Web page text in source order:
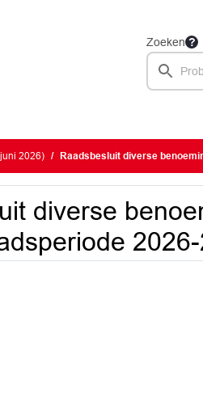
Zoeken
2026) Raadsbesluit diverse
diverse